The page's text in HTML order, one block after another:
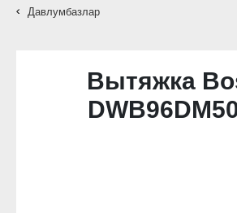
Давлумбазлар
Вытяжка